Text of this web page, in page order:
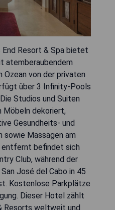
End Resort & Spa bietet
atemberaubendem
Ozean von der privaten
über 3 Infinity-Pools
Studios und Suiten
dekoriert,
Gesundheits- und
sowie Massagen am
entfernt befindet sich
Club, während der
José del Cabo in 45
Kostenlose Parkplätze
Dieser Hotel zählt
Resorts weltweit und